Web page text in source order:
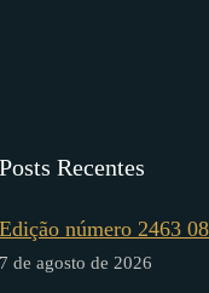
Posts Recentes
Edição número 2463
7 de agosto de 2026